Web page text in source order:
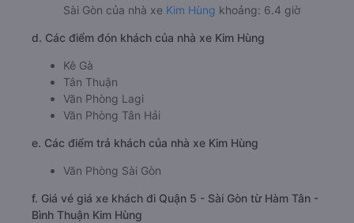
Sài Gòn của nhà xe Kim Hùng khoảng: 6.4 giờ
d. Các điểm đón khách của nhà xe Kim Hùng
Kê Gà
Tân Thuận
Văn Phòng Lagi
Văn Phòng Tân Hải
e. Các điểm trả khách của nhà xe Kim Hùng
Văn Phòng Sài Gòn
f. Giá vé giá xe khách đi Quận 5 - Sài Gòn từ Hàm Tân -
Bình Thuận Kim Hùng